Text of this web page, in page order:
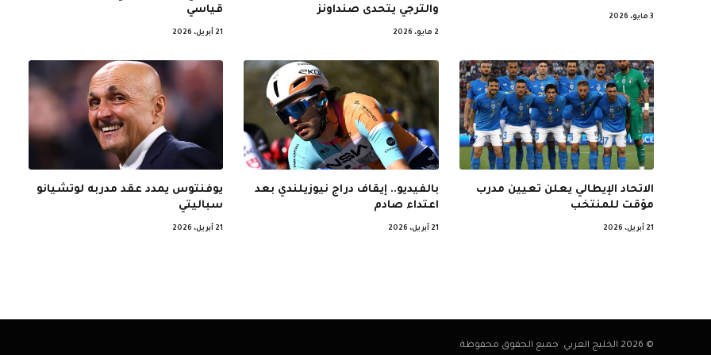
3 مايو، 2026
والترجي يتحدى صنداونز
2 مايو، 2026
قياسي
21 أبريل، 2026
الاتحاد الإيطالي يعلن تعيين مدرب
مؤقت للمنتخب
21 أبريل، 2026
بالفيديو.. إيقاف دراج نيوزيلندي بعد
اعتداء صادم
21 أبريل، 2026
يوفنتوس يمدد عقد مدربه لوتشيانو
سباليتي
21 أبريل، 2026
© 2026 الخليج العربي. جميع الحقوق محفوظة.